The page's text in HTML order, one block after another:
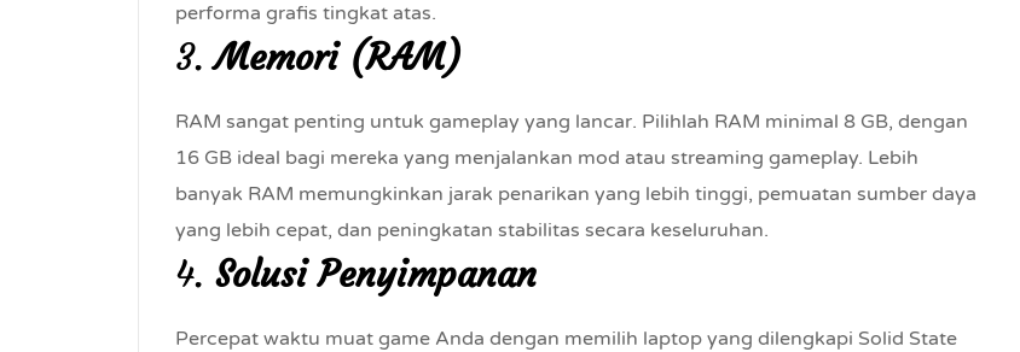
performa grafis tingkat atas.
3.Memori (RAM)
RAM sangat penting untuk gameplay yang lancar. Pilihlah RAM minimal 8 GB, dengan
16 GB ideal bagi mereka yang menjalankan mod atau streaming gameplay. Lebih
banyak RAM memungkinkan jarak penarikan yang lebih tinggi, pemuatan sumber daya
yang lebih cepat, dan peningkatan stabilitas secara keseluruhan.
4. Solusi Penyimpanan
Percepat waktu muat game Anda dengan memilih laptop yang dilengkapi Solid State